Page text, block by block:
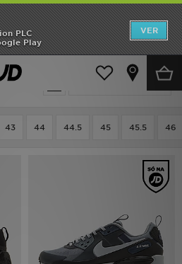
PLC
Play
VER
Calçado de Homem Sapatilhas
Actualizar a pesquisa
43 44 44.5 45 45.5 46